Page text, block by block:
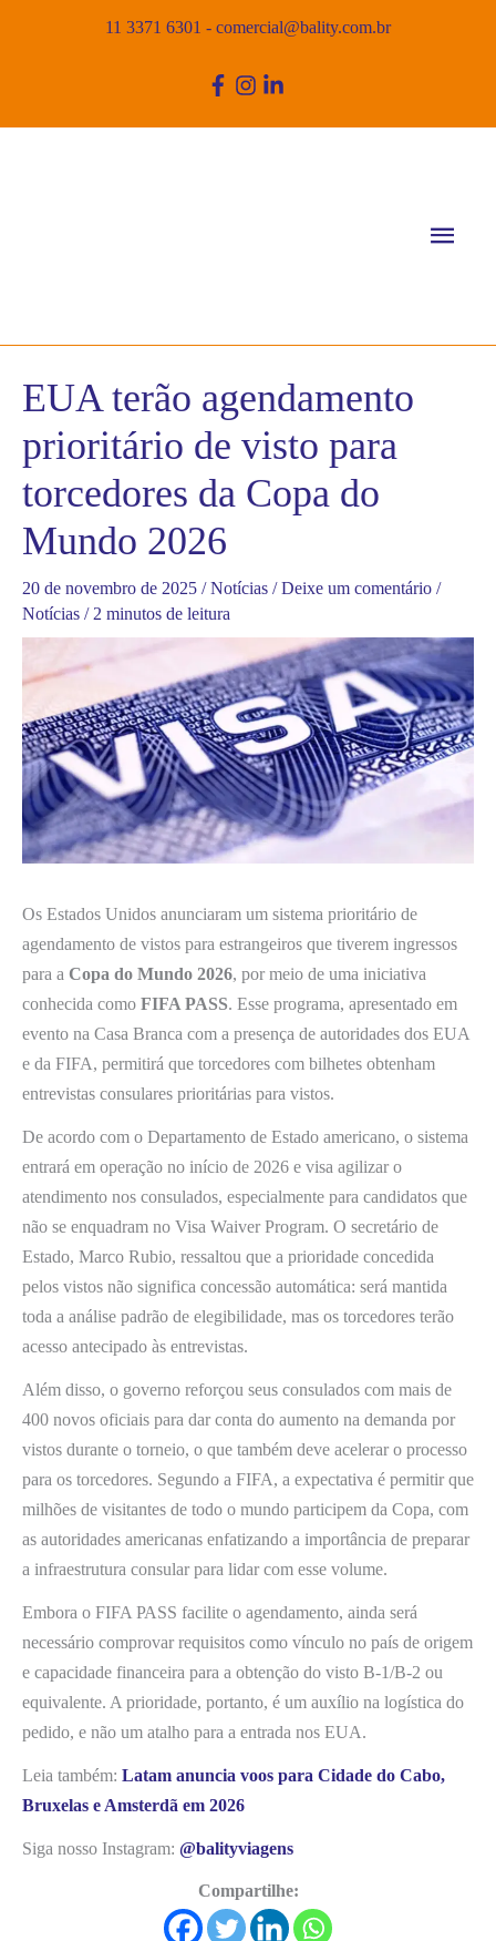
11 3371 6301 - comercial@bality.com.br
EUA terão agendamento
prioritário de visto para
torcedores da Copa do
Mundo 2026
20 de novembro de 2025 /Notícias /Deixe um comentário /
Notícias / 2 minutos de leitura
Os Estados Unidos anunciaram um sistema prioritário de
agendamento de vistos para estrangeiros que tiverem ingressos
para a Copa do Mundo 2026, por meio de uma iniciativa
conhecida como FIFA PASS. Esse programa, apresentado em
evento na Casa Branca com a presença de autoridades dos EUA
e da FIFA, permitirá que torcedores com bilhetes obtenham
entrevistas consulares prioritárias para vistos.
De acordo com o Departamento de Estado americano, o sistema
entrará em operação no início de 2026 e visa agilizar o
atendimento nos consulados, especialmente para candidatos que
não se enquadram no Visa Waiver Program. O secretário de
Estado, Marco Rubio, ressaltou que a prioridade concedida
pelos vistos não significa concessão automática: será mantida
toda a análise padrão de elegibilidade, mas os torcedores terão
acesso antecipado às entrevistas.
Além disso, o governo reforçou seus consulados com mais de
400 novos oficiais para dar conta do aumento na demanda por
vistos durante o torneio, o que também deve acelerar o processo
para os torcedores. Segundo a FIFA, a expectativa é permitir que
milhões de visitantes de todo o mundo participem da Copa, com
as autoridades americanas enfatizando a importância de preparar
a infraestrutura consular para lidar com esse volume.
Embora o FIFA PASS facilite o agendamento, ainda será
necessário comprovar requisitos como vínculo no país de origem
e capacidade financeira para a obtenção do visto B-1/B-2 ou
equivalente. A prioridade, portanto, é um auxílio na logística do
pedido, e não um atalho para a entrada nos EUA.
Leia também: Latam anuncia voos para Cidade do Cabo,
Bruxelas e Amsterdã em 2026
Siga nosso Instagram: @balityviagens
Compartilhe: